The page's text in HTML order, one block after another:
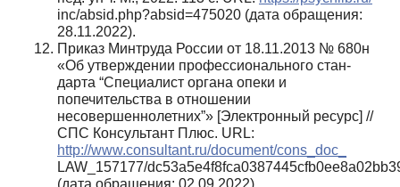
inc/absid.php?absid=475020 (дата обращения:
28.11.2022).
Приказ Минтруда России от 18.11.2013 № 680н
«Об утверждении профессионального стан­
дарта “Специалист органа опеки и
попечительства в отношении
несовершеннолетних”» [Элек­тронный ресурс] //
СПС Консультант Плюс. URL:
http://www.consultant.ru/document/cons_doc_
LAW_157177/
(дата обращения: 02.09.2022).